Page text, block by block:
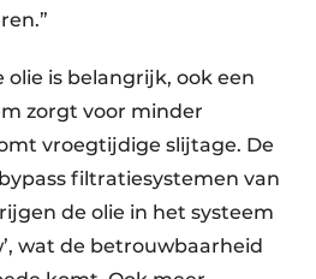
olie is belangrijk, ook een
zorgt voor minder
vroegtijdige slijtage. De
filtratiesystemen van
de olie in het systeem
wat de betrouwbaarheid